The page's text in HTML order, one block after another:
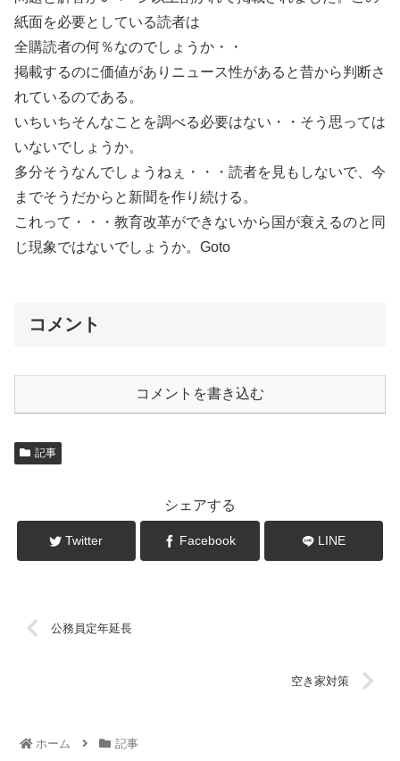
紙面を必要としている読者は
全購読者の何％なのでしょうか・・
掲載するのに価値がありニュース性があると昔から判断さ
れているのである。
いちいちそんなことを調べる必要はない・・そう思っては
いないでしょうか。
多分そうなんでしょうねぇ・・・読者を見もしないで、今
までそうだからと新聞を作り続ける。
これって・・・教育改革ができないから国が衰えるのと同
じ現象ではないでしょうか。Goto
コメント
コメントを書き込む
記事
シェアする
Twitter Facebook LINE
公務員定年延長
空き家対策
ホーム 記事